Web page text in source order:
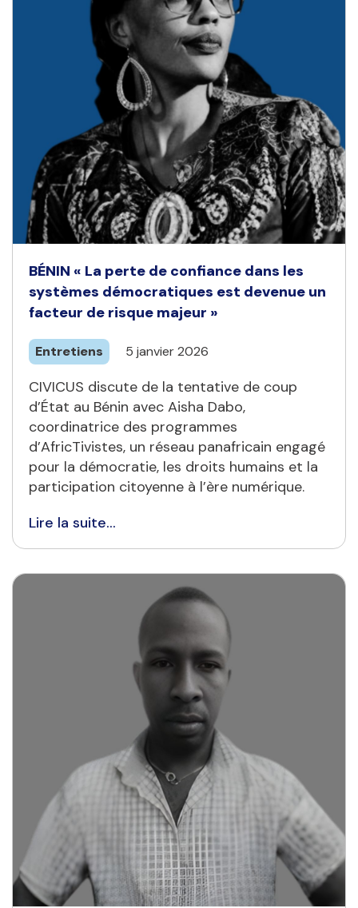
BÉNIN « La perte de confiance dans les
systèmes démocratiques est devenue un
facteur de risque majeur »
Entretiens 5 janvier 2026
CIVICUS discute de la tentative de coup
d’État au Bénin avec Aisha Dabo,
coordinatrice des programmes
d’AfricTivistes, un réseau panafricain engagé
pour la démocratie, les droits humains et la
participation citoyenne à l’ère numérique.
Lire la suite...